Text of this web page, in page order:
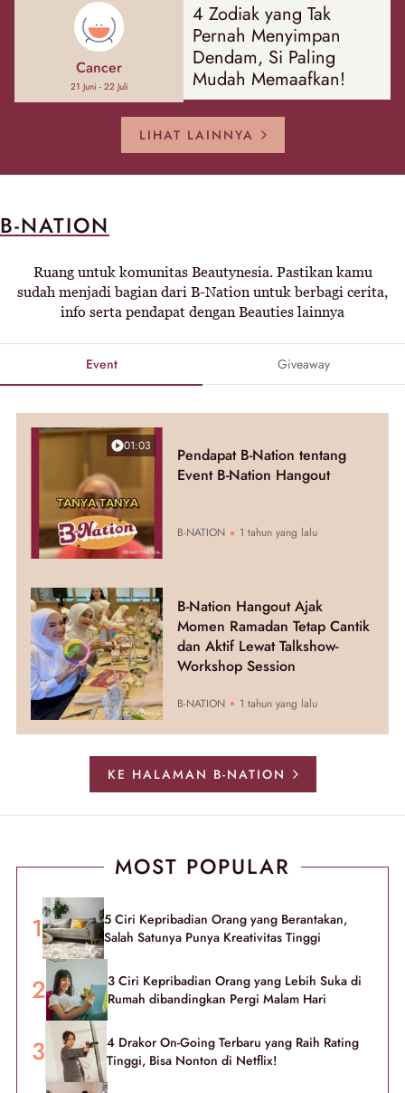
Cancer
21 Juni - 22 Juli
4 Zodiak yang Tak
Pernah Menyimpan
Dendam, Si Paling
Mudah Memaafkan!
LIHAT LAINNYA
B-NATION
Ruang untuk komunitas Beautynesia. Pastikan kamu
sudah menjadi bagian dari B-Nation untuk berbagi cerita,
info serta pendapat dengan Beauties lainnya
Event Giveaway
01:03
Pendapat B-Nation tentang
Event B-Nation Hangout
B-NATION 1 tahun yang lalu
B-Nation Hangout Ajak
Momen Ramadan Tetap Cantik
dan Aktif Lewat Talkshow-
Workshop Session
B-NATION 1 tahun yang lalu
KE HALAMAN B-NATION
MOST POPULAR
5 Ciri Kepribadian Orang yang Berantakan,
Salah Satunya Punya Kreativitas Tinggi
3 Ciri Kepribadian Orang yang Lebih Suka di
Rumah dibandingkan Pergi Malam Hari
4 Drakor On-Going Terbaru yang Raih Rating
Tinggi, Bisa Nonton di Netflix!